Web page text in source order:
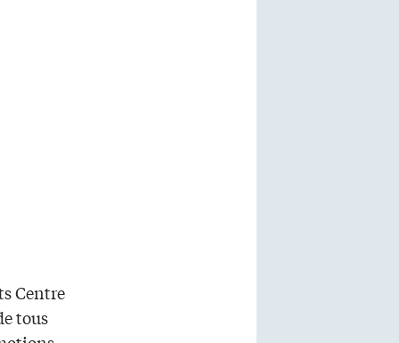
Centre
tous